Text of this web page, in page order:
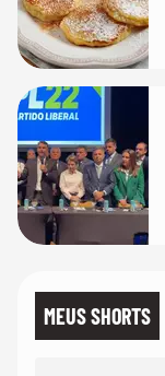
MEUS SHORTS